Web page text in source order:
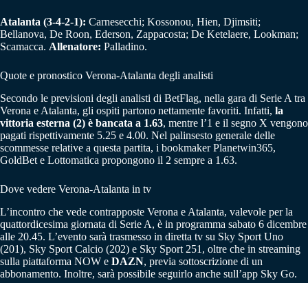
Atalanta (3-4-2-1): Carnesecchi; Kossonou, Hien, Djimsiti;
Bellanova, De Roon, Ederson, Zappacosta; De Ketelaere, Lookman;
Scamacca. Allenatore: Palladino.
Quote e pronostico Verona-Atalanta degli analisti
Secondo le previsioni degli analisti di BetFlag, nella gara di Serie A tra
Verona e Atalanta, gli ospiti partono nettamente favoriti. Infatti, la
vittoria esterna (2) è bancata a 1.63, mentre l’1 e il segno X vengono
pagati rispettivamente 5.25 e 4.00. Nel palinsesto generale delle
scommesse relative a questa partita, i bookmaker Planetwin365,
GoldBet e Lottomatica propongono il 2 sempre a 1.63.
Dove vedere Verona-Atalanta in tv
L’incontro che vede contrapposte Verona e Atalanta, valevole per la
quattordicesima giornata di Serie A, è in programma sabato 6 dicembre
alle 20.45. L’evento sarà trasmesso in diretta tv su Sky Sport Uno
(201), Sky Sport Calcio (202) e Sky Sport 251, oltre che in streaming
sulla piattaforma NOW e DAZN, previa sottoscrizione di un
abbonamento. Inoltre, sarà possibile seguirlo anche sull’app Sky Go.